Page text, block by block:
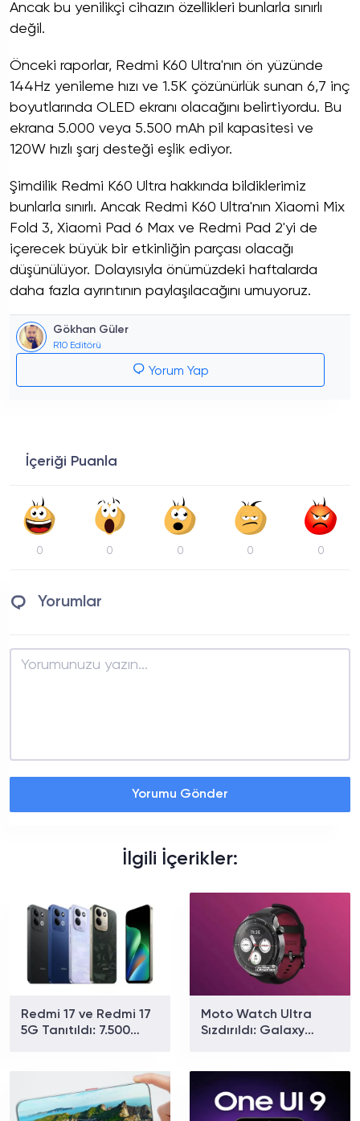
Ancak bu yenilikçi cihazın özellikleri bunlarla sınırlı
değil.
Önceki raporlar, Redmi K60 Ultra'nın ön yüzünde
144Hz yenileme hızı ve 1.5K çözünürlük sunan 6,7 inç
boyutlarında OLED ekranı olacağını belirtiyordu. Bu
ekrana 5.000 veya 5.500 mAh pil kapasitesi ve
120W hızlı şarj desteği eşlik ediyor.
Şimdilik Redmi K60 Ultra hakkında bildiklerimiz
bunlarla sınırlı. Ancak Redmi K60 Ultra'nın Xiaomi Mix
Fold 3, Xiaomi Pad 6 Max ve Redmi Pad 2'yi de
içerecek büyük bir etkinliğin parçası olacağı
düşünülüyor. Dolayısıyla önümüzdeki haftalarda
daha fazla ayrıntının paylaşılacağını umuyoruz.
Gökhan Güler
R10 Editörü
Yorum Yap
İçeriği Puanla
0 0 0 0 0
Yorumlar
Yorumu Gönder
İlgili İçerikler:
Redmi 17 ve Redmi 17
5G Tanıtıldı: 7.500
Moto Watch Ultra
Sızdırıldı: Galaxy
Gelecek?